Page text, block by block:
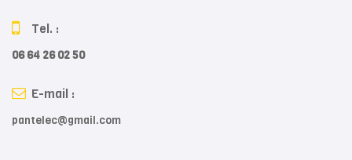
Tel. :
06 64 26 02 50
E-mail :
pantelec@gmail.com